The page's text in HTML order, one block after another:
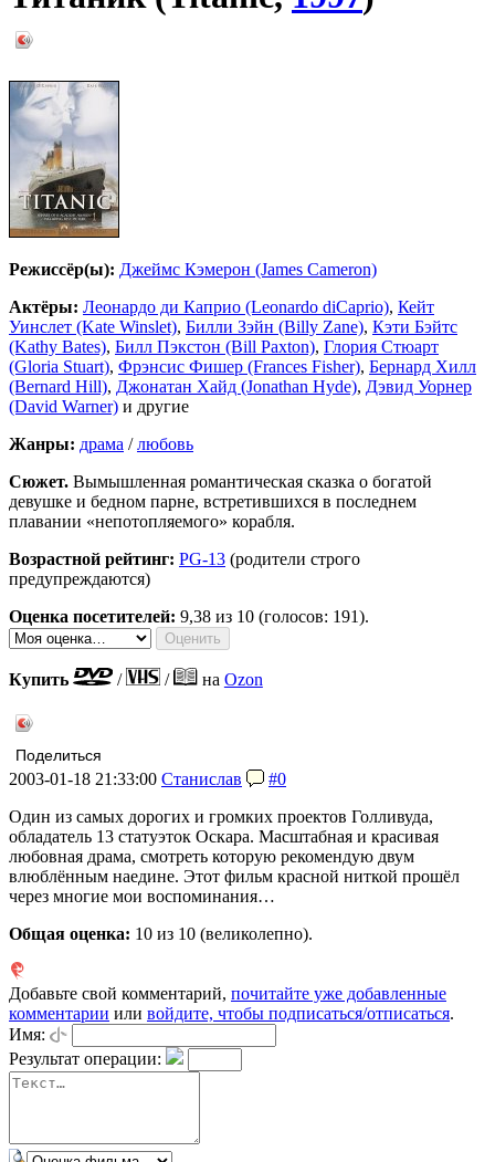
Режиссёр(ы): Джеймс Кэмерон (James Cameron)
Актёры: Леонардо ди Каприо (Leonardo diCaprio), Кейт
Уинслет (Kate Winslet), Билли Зэйн (Billy Zane), Кэти Бэйтс
(Kathy Bates), Билл Пэкстон (Bill Paxton), Глория Стюарт
(Gloria Stuart), Фрэнсис Фишер (Frances Fisher), Бернард Хилл
(Bernard Hill), Джонатан Хайд (Jonathan Hyde), Дэвид Уорнер
(David Warner) и другие
Жанры: драма /любовь
Сюжет. Вымышленная романтическая сказка о богатой
девушке и бедном парне, встретившихся в последнем
плавании «непотопляемого» корабля.
Возрастной рейтинг: PG-13 (родители строго
предупреждаются)
Оценка посетителей: 9,38 из 10 (голосов: 191).
Купить / / на Ozon
Поделиться
2003-01-18 21:33:00 Станислав
#0
Один из самых дорогих и громких проектов Голливуда,
обладатель 13 статуэток Оскара. Масштабная и красивая
любовная драма, смотреть которую рекомендую двум
влюблённым наедине. Этот фильм красной ниткой прошёл
через многие мои воспоминания…
Общая оценка: 10 из 10 (великолепно).
Добавьте свой комментарий, почитайте уже добавленные
комментарии или войдите, чтобы подписаться/отписаться.
Имя:
Результат операции: